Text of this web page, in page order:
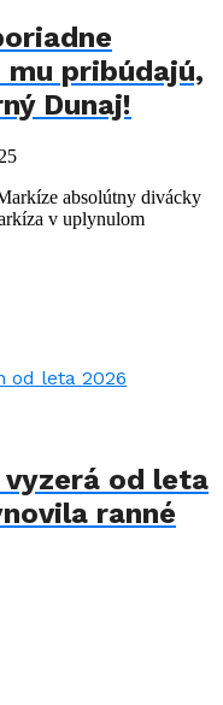
pribúdajú,
Dunaj!
absolútny divácky
v uplynulom
vyzerá od leta
ranné